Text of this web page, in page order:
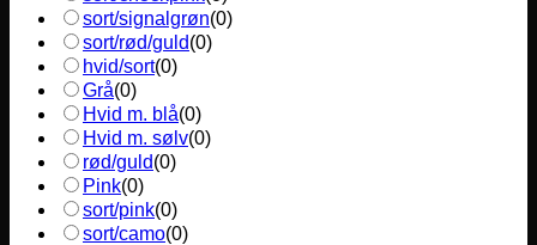
sort/signalgrøn(0)
sort/rød/guld(0)
hvid/sort(0)
Grå(0)
Hvid m. blå(0)
Hvid m. sølv(0)
rød/guld(0)
Pink(0)
sort/pink(0)
sort/camo(0)